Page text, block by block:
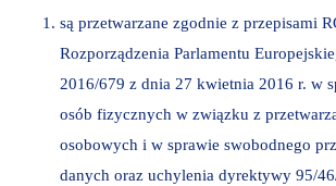
są przetwarzane zgodnie z przepisami
Rozporządzenia Parlamentu
2016/679 z dnia 27 kwietnia 2016 r. w
osób fizycznych w związku z
osobowych i w sprawie swobodnego
danych oraz uchylenia dyrektywy 95/